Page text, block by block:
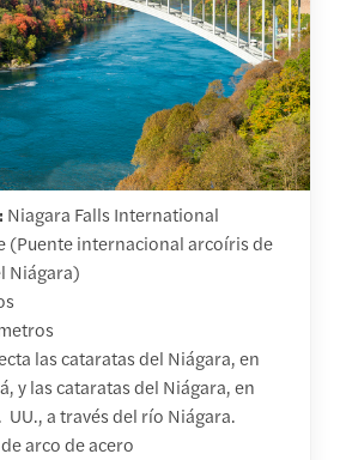
Niagara Falls International
(Puente internacional arcoíris de
Niágara)
las cataratas del Niágara, en
y las cataratas del Niágara, en
UU., a través del río Niágara.
arco de acero